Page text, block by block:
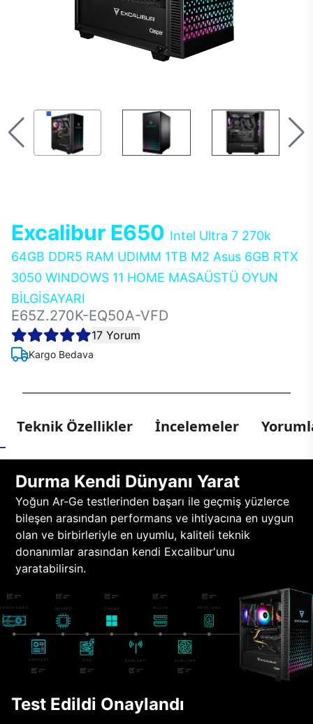
Excalibur E650 Intel Ultra 7 270k
64GB DDR5 RAM UDIMM 1TB M2 Asus 6GB RTX
3050 WINDOWS 11 HOME MASAÜSTÜ OYUN
BİLGİSAYARI
E65Z.270K-EQ50A-VFD
17 Yorum
Kargo Bedava
Teknik Özellikler İncelemeler
Durma Kendi Dünyanı Yarat
Yoğun Ar-Ge testlerinden başarı ile geçmiş yüzlerce
bileşen arasından performans ve ihtiyacına en uygun
olan ve birbirleriyle en uyumlu, kaliteli teknik
donanımlar arasından kendi Excalibur'unu
yaratabilirsin.
Test Edildi Onaylandı